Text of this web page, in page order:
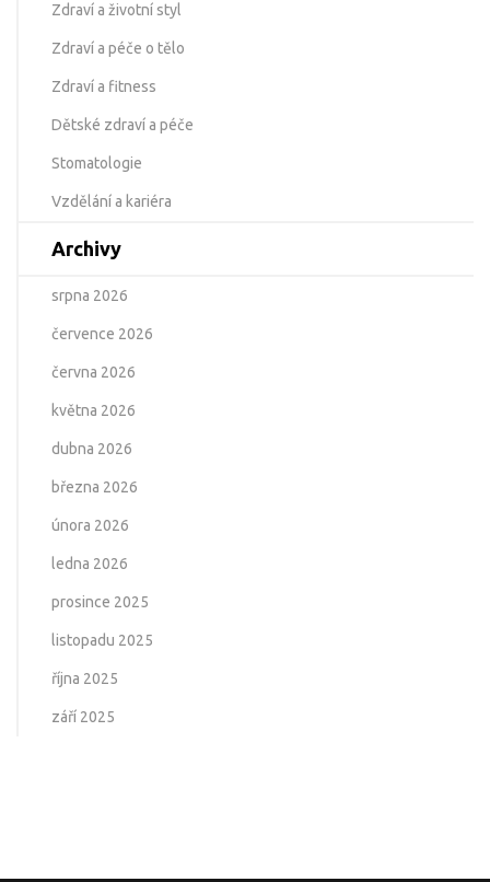
Zdraví a životní styl
Zdraví a péče o tělo
Zdraví a fitness
Dětské zdraví a péče
Stomatologie
Vzdělání a kariéra
Archivy
srpna 2026
července 2026
června 2026
května 2026
dubna 2026
března 2026
února 2026
ledna 2026
prosince 2025
listopadu 2025
října 2025
září 2025